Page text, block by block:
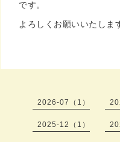
です。
よろしくお願いいたしま
2026-07（1）
2025-12（1）